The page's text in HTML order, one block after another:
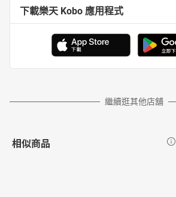
下載樂天 Kobo 應用程式
繼續逛其他店舖
相似商品